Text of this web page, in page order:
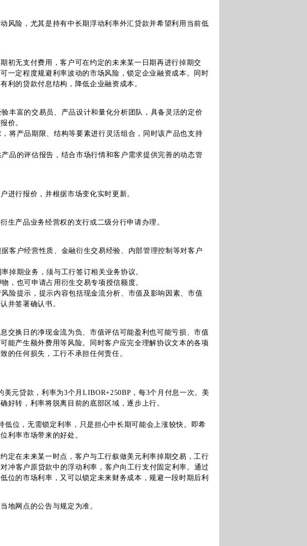
险，尤其是持有中长期浮动利率外汇贷款并希望利用当前低
无支付费用，客户可在约定的未来某一日期再进行掉期交
一定程度规避利率波动的市场风险，锁定企业融资成本。同时
利的贷款付息结构，降低企业融资成本。
富的交易员、产品设计和量化分析团队，具备灵活的定价
价。
产品期限、结构等要素进行灵活组合，同时该产品也支持
的评估报告，结合市场行情和客户需求提供完善的动态管
行报价，并根据市场变化实时更新。
产品业务经营权的支行或二级分行申请办理。
户经营性质、金融衍生交易经验、内部管理控制等对客户
期业务，须与工行签订相关业务协议。
也可申请占用衍生交易专项授信额度。
提示，提示内容包括现金流分析、市值及影响因素、市值
并签署确认书。
换日的净现金流为负、市值评估可能盈利也可能亏损、市值
能产生额外费用等风险。同时客户应完全理解协议文本的各项
的任何损失，工行不承担任何责任。
贷款，利率为3个月LIBOR+250BP，每3个月付息一次。美
好转，利率将脱离目前的底部区域，逐步上行。
位，无需锁定利率，只是担心中长期可能会上涨较快。即希
利率市场带来的好处。
在未来某一时点，客户与工行叙做美元利率掉期交易，工行
冲客户原贷款中的浮动利率，客户向工行支付固定利率。通过
位的市场利率，又可以锁定未来财务成本，规避一段时期后利
网点的公告与规定为准。